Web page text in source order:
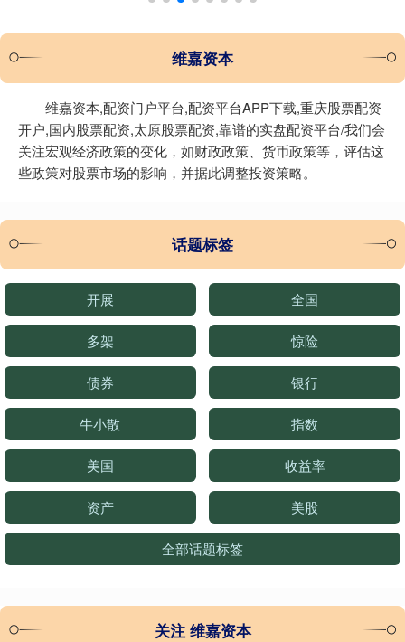
维嘉资本
维嘉资本,配资门户平台,配资平台APP下载,重庆股票配资
开户,国内股票配资,太原股票配资,靠谱的实盘配资平台/我们会
关注宏观经济政策的变化，如财政政策、货币政策等，评估这
些政策对股票市场的影响，并据此调整投资策略。
话题标签
开展 全国
多架 惊险
债券 银行
牛小散 指数
美国 收益率
资产 美股
全部话题标签
关注 维嘉资本